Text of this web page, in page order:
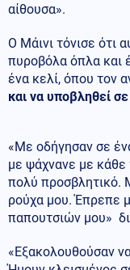
αίθουσα».
Ο Μάινι τόνισε ότι
πυροβόλα όπλα και
ένα κελί, όπου τον
και να υποβληθεί
«Με οδήγησαν σε
με ψάχνανε με κάθε
πολύ προσβλητικό.
ρούχα μου. Έπρεπε
παπουτσιών μου»
«Εξακολουθούσαν